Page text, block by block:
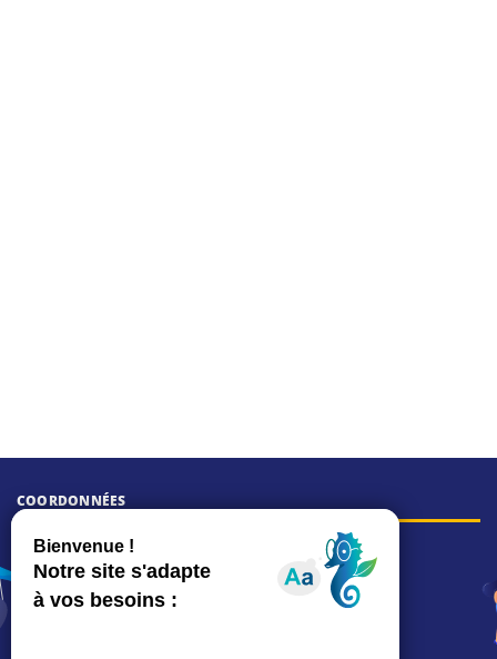
COORDONNÉES
Hôtel de ville
15, rue Charles-Duflos
01 41 19 83 00